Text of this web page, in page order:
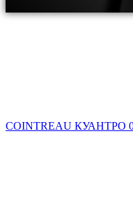
COINTREAU КУАНТРО